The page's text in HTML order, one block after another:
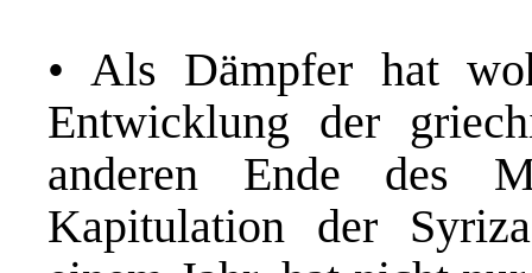
• Als Dämpfer hat
Entwicklung der
anderen Ende des
Kapitulation der